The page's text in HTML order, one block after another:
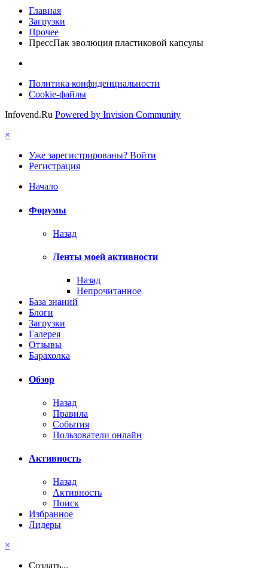
Главная
Загрузки
Прочее
ПрессПак эволюция пластиковой капсулы
Политика конфиденциальности
Cookie-файлы
Infovend.Ru Powered by Invision Community
×
Уже зарегистрированы? Войти
Регистрация
Начало
Форумы
Назад
Ленты моей активности
Назад
Непрочитанное
База знаний
Блоги
Загрузки
Галерея
Отзывы
Барахолка
Обзор
Назад
Правила
События
Пользователи онлайн
Активность
Назад
Активность
Поиск
Избранное
Лидеры
×
Создать...